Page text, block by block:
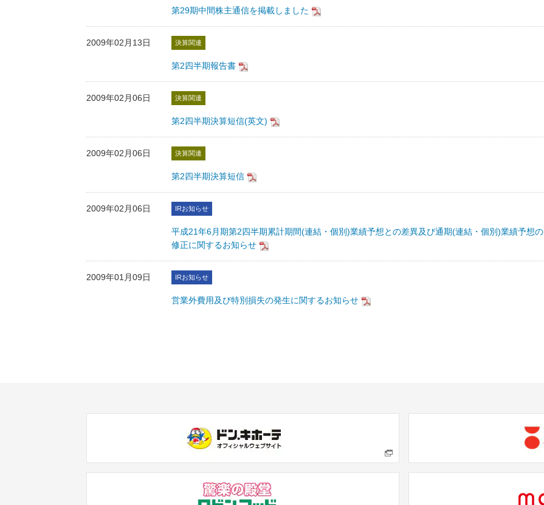
第29期中間株主通信を掲載しました
2009年02月13日 決算関連
第2四半期報告書
2009年02月06日 決算関連
第2四半期決算短信(英文)
2009年02月06日 決算関連
第2四半期決算短信
2009年02月06日 IRお知らせ
平成21年6月期第2四半期累計期間(連結・個別)業績予想との差異及び通期(連結・個別)業績予想の
修正に関するお知らせ
2009年01月09日 IRお知らせ
営業外費用及び特別損失の発生に関するお知らせ